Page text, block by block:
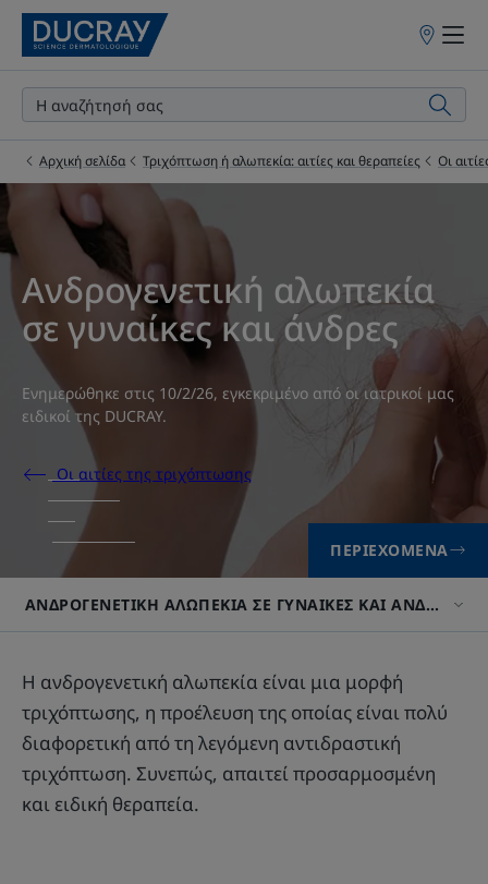
Σημεία
Αρχική σελίδα Τριχόπτωση ή αλωπεκία: αιτίες και θεραπείες Οι
Ανδρογενετική αλωπεκία
σε γυναίκες και άνδρες
Ενημερώθηκε στις 10/2/26, εγκεκριμένο από οι ιατρικοί μας
ειδικοί της DUCRAY.
Οι αιτίες της τριχόπτωσης
ΠΕΡΙΕΧΌΜΕΝΑ
ΑΝΔΡΟΓΕΝΕΤΙΚΉ ΑΛΩΠΕΚΊΑ ΣΕ ΓΥΝΑΊΚΕΣ ΚΑΙ ΆΝΔΡΕΣ:
Η ανδρογενετική αλωπεκία είναι μια μορφή
τριχόπτωσης, η προέλευση της οποίας είναι πολύ
διαφορετική από τη λεγόμενη αντιδραστική
τριχόπτωση. Συνεπώς, απαιτεί προσαρμοσμένη
και ειδική θεραπεία.